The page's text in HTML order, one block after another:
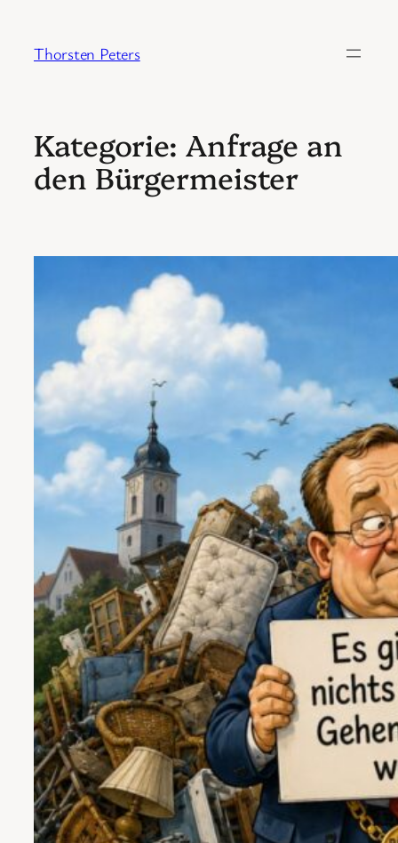
springen
Thorsten Peters
Kategorie: Anfrage an
den Bürgermeister